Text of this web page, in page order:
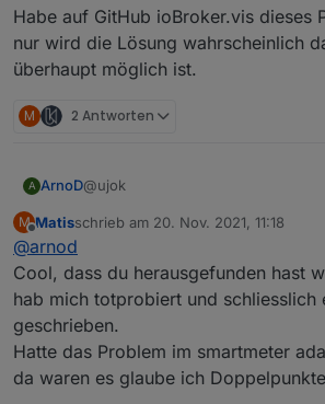
Habe auf GitHub ioBroker.vis dieses
nur wird die Lösung wahrscheinlich
überhaupt möglich ist.
M 2 Antworten
A ArnoD@ujok
Bin gerade dabei in VIS die Views
Anscheinen funktioniert das
Widget, wenn im zweiten dp Pfad
Also diese Formel geht nicht:
{v1:e3dc-
;v2:e3dc-
Ist es möglich, die Raute aus dem
Habe auf GitHub ioBroker.vis
nur wird die Lösung
überhaupt möglich ist.
M
Offline
Matisschrieb am 20. Nov. 2021, 11:18
zuletzt editiert von
@arnod
Cool, dass du herausgefunden hast
hab mich totprobiert und schliesslich
geschrieben.
Hatte das Problem im smartmeter
da waren es glaube ich